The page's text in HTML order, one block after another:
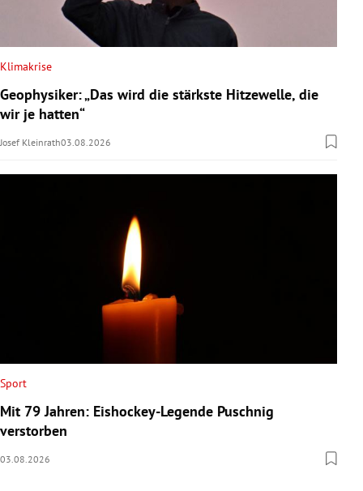
Untermenü
Klimakrise
Geophysiker: „Das wird die stärkste Hitzewelle, die
wir je hatten“
Josef Kleinrath03.08.2026
Sport
Mit 79 Jahren: Eishockey-Legende Puschnig
verstorben
03.08.2026